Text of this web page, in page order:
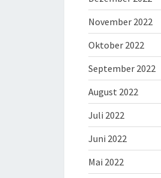
November 2022
Oktober 2022
September 2022
August 2022
Juli 2022
Juni 2022
Mai 2022